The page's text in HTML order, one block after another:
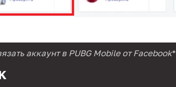
аккаунт в PUBG Mobile от Facebook*